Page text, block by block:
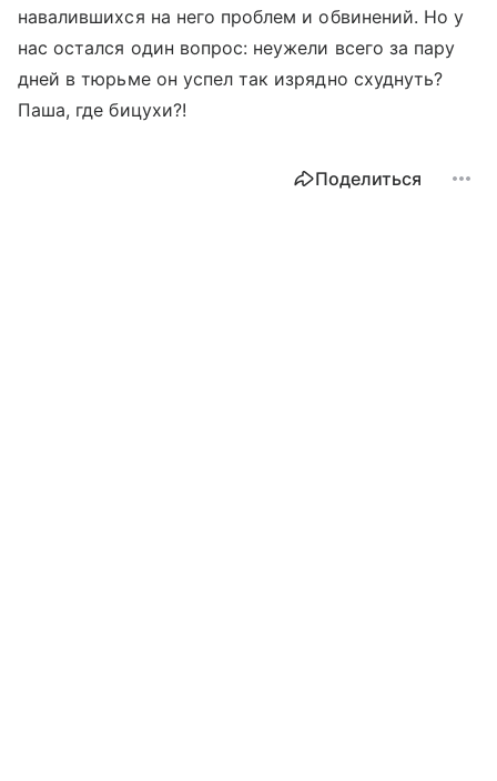
навалившихся на него проблем и обвинений. Но у
нас остался один вопрос: неужели всего за пару
дней в тюрьме он успел так изрядно схуднуть?
Паша, где бицухи?!
Поделиться